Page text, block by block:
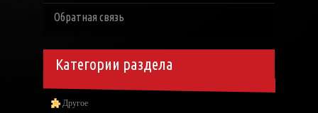
Обратная связь
Категории раздела
Другое